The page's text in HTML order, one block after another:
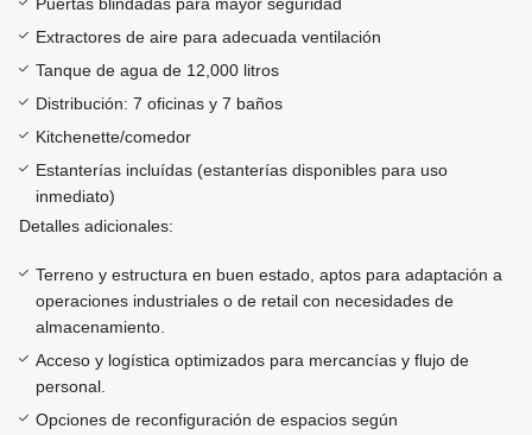
Extractores de aire para adecuada ventilación
Tanque de agua de 12,000 litros
Distribución: 7 oficinas y 7 baños
Kitchenette/comedor
Estanterías incluídas (estanterías disponibles para uso
inmediato)
Detalles adicionales:
Terreno y estructura en buen estado, aptos para adaptación a
operaciones industriales o de retail con necesidades de
almacenamiento.
Acceso y logística optimizados para mercancías y flujo de
personal.
Opciones de reconfiguración de espacios según